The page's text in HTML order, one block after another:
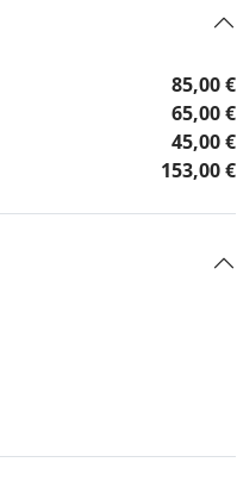
85,00 €
65,00 €
45,00 €
153,00 €